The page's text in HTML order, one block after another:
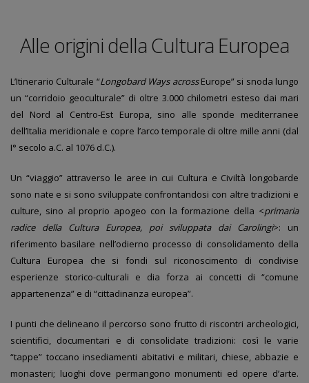
Alle origini della Cultura Europea
L’Itinerario Culturale “Longobard Ways acrossEurope” si snoda lungo
un “corridoio geoculturale” di oltre 3.000 chilometri esteso dai mari
del Nord al Centro-Est Europa, sino alle sponde mediterranee
dell’Italia meridionale e copre l’arco temporale di oltre mille anni (dal
I° secolo a.C. al 1076 d.C.).
Un “viaggio” attraverso le aree in cui Cultura e Civiltà longobarde
sono nate e si sono sviluppate confrontandosi con altre tradizioni e
culture, sino al proprio apogeo con la formazione della <primaria
radice della Cultura Europea, poi sviluppata dai Carolingi>: un
riferimento basilare nell’odierno processo di consolidamento della
Cultura Europea che si fondi sul riconoscimento di condivise
esperienze storico-culturali e dia forza ai concetti di “comune
appartenenza” e di “cittadinanza europea”.
I punti che delineano il percorso sono frutto di riscontri archeologici,
scientifici, documentari e di consolidate tradizioni: così le varie
“tappe” toccano insediamenti abitativi e militari, chiese, abbazie e
monasteri; luoghi dove permangono monumenti ed opere d’arte.